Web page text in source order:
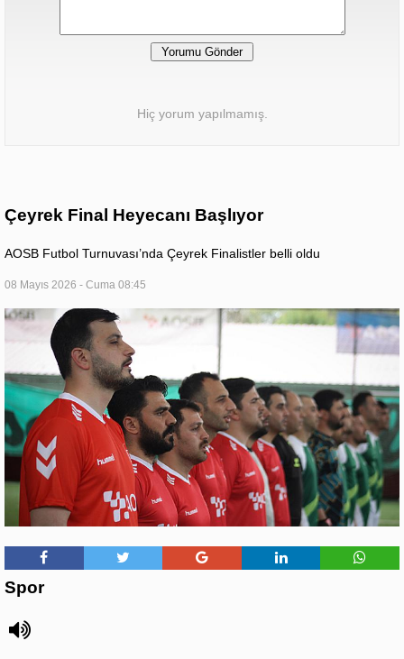
Hiç yorum yapılmamış.
Çeyrek Final Heyecanı Başlıyor
AOSB Futbol Turnuvası’nda Çeyrek Finalistler belli oldu
08 Mayıs 2026 - Cuma 08:45
Spor